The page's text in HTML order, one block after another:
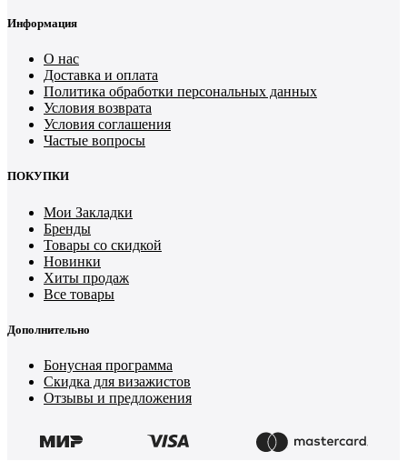
Информация
О нас
Доставка и оплата
Политика обработки персональных данных
Условия возврата
Условия соглашения
Частые вопросы
ПОКУПКИ
Мои Закладки
Бренды
Товары со скидкой
Новинки
Хиты продаж
Все товары
Дополнительно
Бонусная программа
Скидка для визажистов
Отзывы и предложения